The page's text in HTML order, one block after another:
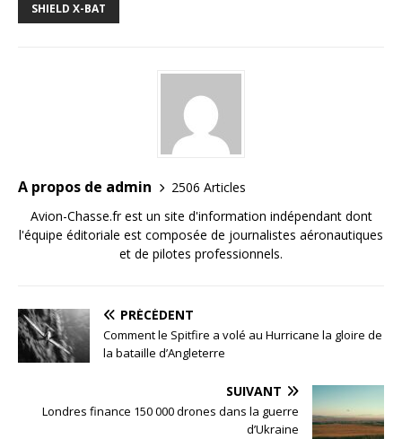
SHIELD X-BAT
A propos de admin
2506 Articles
Avion-Chasse.fr est un site d'information indépendant dont
l'équipe éditoriale est composée de journalistes aéronautiques
et de pilotes professionnels.
PRÉCÉDENT
Comment le Spitfire a volé au Hurricane la gloire de
la bataille d’Angleterre
SUIVANT
Londres finance 150 000 drones dans la guerre
d’Ukraine